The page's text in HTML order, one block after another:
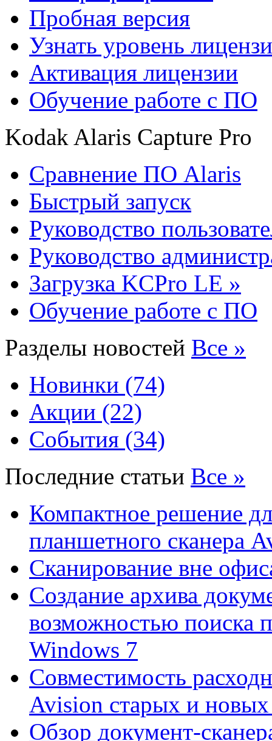
Пробная версия
Узнать уровень
Активация лицензии
Обучение работе с ПО
Kodak Alaris Capture Pro
Сравнение ПО Alaris
Быстрый запуск
Руководство
Руководство
Загрузка KCPro LE »
Обучение работе с ПО
Разделы новостей Все »
Новинки (74)
Акции (22)
События (34)
Последние статьи Все »
Компактное решение
планшетного сканера
Сканирование вне
Создание архива
возможностью поиска
Windows 7
Совместимость
Avision старых и новых
Обзор документ-